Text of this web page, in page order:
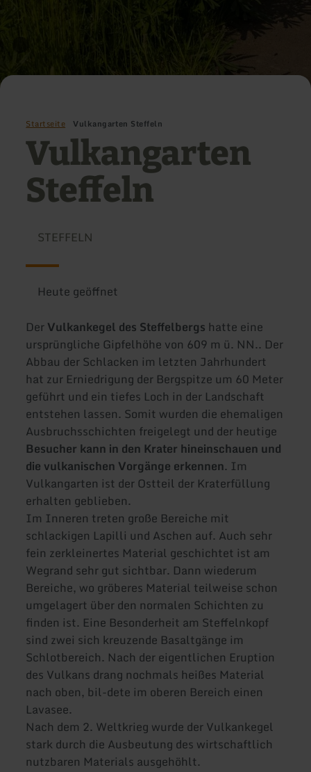
Startseite Vulkangarten Steffeln
Vulkangarten
Steffeln
STEFFELN
Heute geöffnet
DerVulkankegel des Steffelbergs hatte eine
ursprüngliche Gipfelhöhe von 609 m ü. NN.. Der
Abbau der Schlacken im letzten Jahrhundert
hat zur Erniedrigung der Bergspitze um 60 Meter
geführt und ein tiefes Loch in der Landschaft
entstehen lassen. Somit wurden die ehemaligen
Ausbruchsschichten freigelegt und der heutige
Besucher kann in den Krater hineinschauen und
die vulkanischen Vorgänge erkennen. Im
Vulkangarten ist der Ostteil der Kraterfüllung
erhalten geblieben.
Im Inneren treten große Bereiche mit
schlackigen Lapilli und Aschen auf. Auch sehr
fein zerkleinertes Material geschichtet ist am
Wegrand sehr gut sichtbar. Dann wiederum
Bereiche, wo gröberes Material teilweise schon
umgelagert über den normalen Schichten zu
finden ist. Eine Besonderheit am Steffelnkopf
sind zwei sich kreuzende Basaltgänge im
Schlotbereich. Nach der eigentlichen Eruption
des Vulkans drang nochmals heißes Material
nach oben, bil-dete im oberen Bereich einen
Lavasee.
Nach dem 2. Weltkrieg wurde der Vulkankegel
stark durch die Ausbeutung des wirtschaftlich
nutzbaren Materials ausgehöhlt.